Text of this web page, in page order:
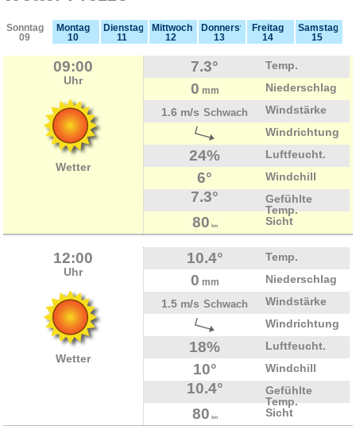
Sonntag
09
Montag
10
Dienstag
11
Mittwoch
12
Donnerstag
13
Freitag
14
Samstag
15
09:00
Uhr
Wetter
7.3° Temp.
0 mm
Niederschlag
1.6 m/s Schwach
Windstärke
Windrichtung
24% Luftfeucht.
6° Windchill
7.3°
Gefühlte
Temp.
80 km Sicht
12:00
Uhr
Wetter
10.4° Temp.
0 mm
Niederschlag
1.5 m/s Schwach
Windstärke
Windrichtung
18% Luftfeucht.
10° Windchill
10.4°
Gefühlte
Temp.
80 km Sicht